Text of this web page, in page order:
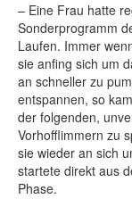
– Eine Frau hatte
Sonderprogramm
Laufen. Immer
sie anfing sich um
an schneller zu
entspannen, so
der folgenden,
Vorhofflimmern zu
sie wieder an sich
startete direkt aus
Phase.